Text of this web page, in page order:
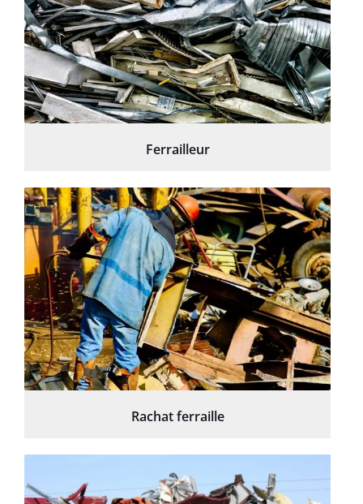
Ferrailleur
Rachat ferraille